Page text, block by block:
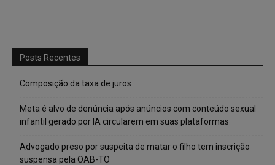
Posts Recentes
Composição da taxa de juros
Meta é alvo de denúncia após anúncios com conteúdo sexual
infantil gerado por IA circularem em suas plataformas
Advogado preso por suspeita de matar o filho tem inscrição
suspensa pela OAB-TO